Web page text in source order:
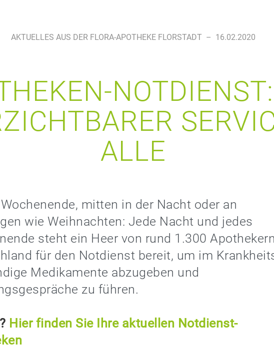
AKTUELLES AUS DER FLORA-APOTHEKE FLORSTADT – 16.02.2020
ALLE
mitten in der Nacht oder an
wie Weihnachten: Jede Nacht und jedes
steht ein Heer von rund 1.300
für den Notdienst bereit, um im
Medikamente abzugeben und
zu führen.
Hier finden Sie Ihre aktuellen Notdienst-